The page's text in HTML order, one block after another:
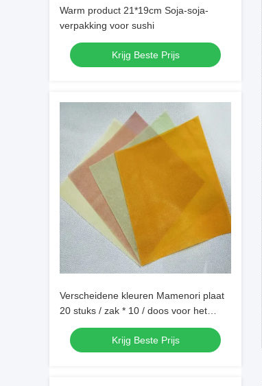
Warm product 21*19cm Soja-soja-
verpakking voor sushi
Krijg Beste Prijs
Verscheidene kleuren Mamenori plaat
20 stuks / zak * 10 / doos voor het
maken van kleurrijke sushi rollen
Krijg Beste Prijs